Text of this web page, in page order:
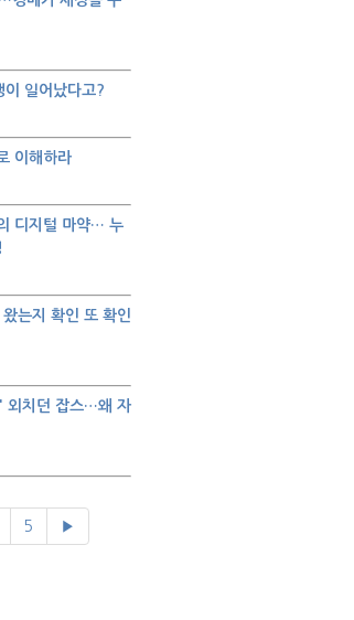
이 일어났다고?
이해하라
디지털 마약… 누
는지 확인 또 확인
외치던 잡스…왜 자
5 ▶